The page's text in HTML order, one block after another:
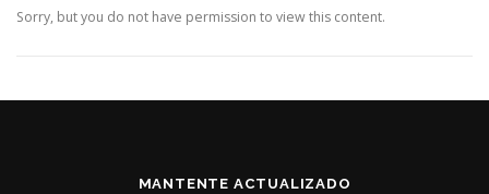
Sorry, but you do not have permission to view this content.
MANTENTE ACTUALIZADO